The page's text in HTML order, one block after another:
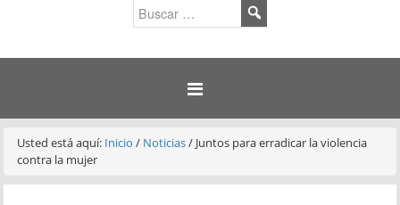
Usted está aquí: Inicio/ Noticias/ Juntos para erradicar la violencia
contra la mujer